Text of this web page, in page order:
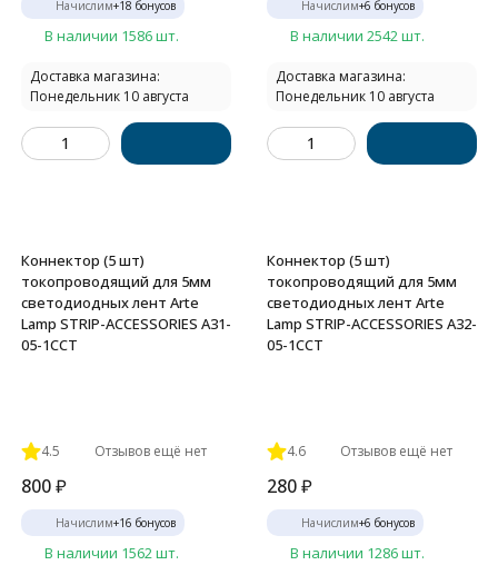
Начислим+18 бонусов
В наличии 1586 шт.
Доставка магазина:
Понедельник 10 августа
Начислим+6 бонусов
В наличии 2542 шт.
Доставка магазина:
Понедельник 10 августа
Коннектор (5 шт)
токопроводящий для 5мм
светодиодных лент Arte
Lamp STRIP-ACCESSORIES A31-
05-1CCT
4.5 Отзывов ещё нет
800₽
Начислим+16 бонусов
В наличии 1562 шт.
Коннектор (5 шт)
токопроводящий для 5мм
светодиодных лент Arte
Lamp STRIP-ACCESSORIES A32-
05-1CCT
4.6 Отзывов ещё нет
280₽
Начислим+6 бонусов
В наличии 1286 шт.